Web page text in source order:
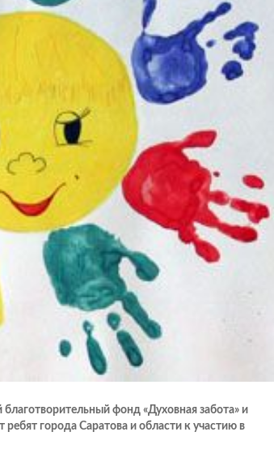
фонд «Духовная забота» и
города Саратова и области к участию в